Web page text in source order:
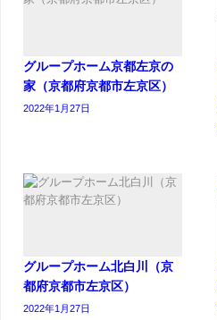
グループホーム京都左京の
家（京都府京都市左京区）
2022年1月27日
グループホーム北白川（京
都府京都市左京区）
2022年1月27日